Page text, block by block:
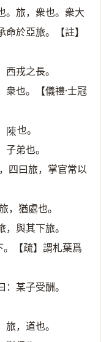
。旅，衆也。衆大
於亞旅。【註】
戎之長。
衆也。【儀禮·士冠
𨻰 也。
弟也。
四曰旅，掌官常以
，猶處也。
與其下旅。
。【疏】謂札葉爲
某子受酬。
，道也。